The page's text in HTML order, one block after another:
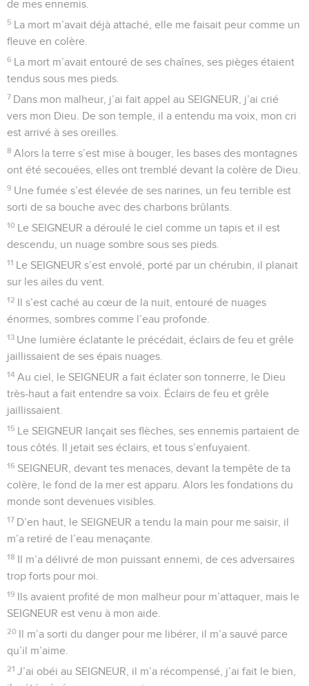
Tends l’oreille vers moi, écoute ce que je dis !
Montre-moi ton amour. Oui, tu sauves de leurs ennemis
ceux qui te prennent comme abri.
Protège-moi comme ton trésor le plus précieux. Cache-moi
à l’ombre de tes ailes,
loin des gens mauvais qui m’attaquent, loin des ennemis
terribles qui m’entourent !
Ils me suivent de très près, maintenant, ils m’entourent, ils
Ils sont comme un lion caché dans le buisson, comme un
SEIGNEUR, lève-toi, mets-toi devant eux, renverse-les !
SEIGNEUR, par ta main, chasse-les de la terre, loin des
vie ! Remplis leur ventre des choses amères que tu gardes
pour eux ! Que leurs enfants en soient rassasiés, et qu’il en
reste encore pour leurs petits-enfants !
15 Mais moi, parce que je suis juste, je verrai ton visage. À
mon réveil, je serai rassasié de ta présence.
© Société biblique française – Bibli’O, 2000, avec autorisation. Pour vous procurer
Psaumes 18
Seuls les Évangiles sont disponibles en vidéo pour le moment.
La gloire de Dieu dans l'univers. La loi du
Seigneur
1
Chant pris dans le livre du chef de chorale. David, le
serviteur du SEIGNEUR, l’a chanté quand le SEIGNEUR l’a
délivré de tous ses ennemis et de Saül.
2 Je t’aime, SEIGNEUR, tu es ma force !
3
Le SEIGNEUR est mon solide rocher, il me protège avec